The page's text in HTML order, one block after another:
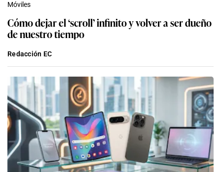
Móviles
Cómo dejar el ‘scroll’ infinito y volver a ser dueño
de nuestro tiempo
Redacción EC